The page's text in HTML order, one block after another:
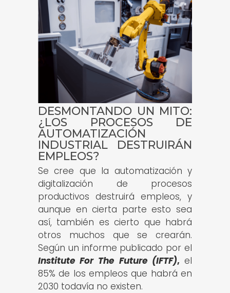
DESMONTANDO UN MITO:
¿LOS PROCESOS DE
AUTOMATIZACIÓN
INDUSTRIAL DESTRUIRÁN
EMPLEOS?
Se cree que la automatización y
digitalización de procesos
productivos destruirá empleos, y
aunque en cierta parte esto sea
así, también es cierto que habrá
otros muchos que se crearán.
Según un informe publicado por el
Institute For The Future (IFTF), el
85% de los empleos que habrá en
2030 todavía no existen.